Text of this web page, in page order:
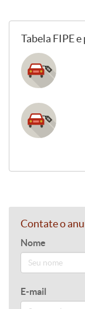
Tabela FIPE
Contate o
Nome
E-mail